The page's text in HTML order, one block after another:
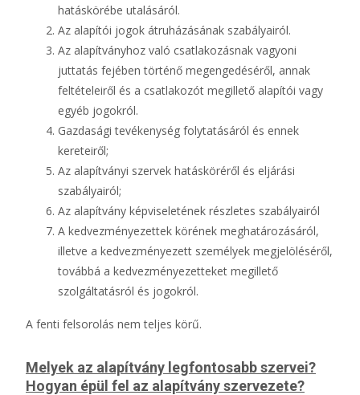
hatáskörébe utalásáról.
Az alapítói jogok átruházásának szabályairól.
Az alapítványhoz való csatlakozásnak vagyoni
juttatás fejében történő megengedéséről, annak
feltételeiről és a csatlakozót megillető alapítói vagy
egyéb jogokról.
Gazdasági tevékenység folytatásáról és ennek
kereteiről;
Az alapítványi szervek hatásköréről és eljárási
szabályairól;
Az alapítvány képviseletének részletes szabályairól
A kedvezményezettek körének meghatározásáról,
illetve a kedvezményezett személyek megjelöléséről,
továbbá a kedvezményezetteket megillető
szolgáltatásról és jogokról.
A fenti felsorolás nem teljes körű.
Melyek az alapítvány legfontosabb szervei?
Hogyan épül fel az alapítvány szervezete?